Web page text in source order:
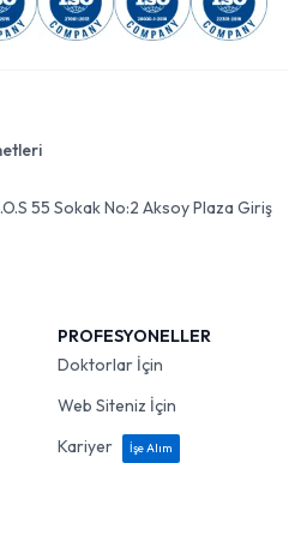
55 Sokak No:2 Aksoy Plaza Giriş
PROFESYONELLER
Doktorlar İçin
Web Siteniz İçin
Kariyer
İşe Alım